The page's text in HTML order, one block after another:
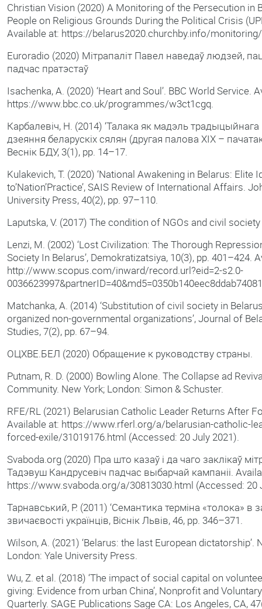
Christian Vision (2020) A Monitoring of the Persecution in
People on Religious Grounds During the Political Crisis
Available at: https://belarus2020.churchby.info/
Euroradio (2020) Мітрапаліт Павел наведаў людзей,
падчас пратэстаў
Isachenka, A. (2020) ‘Heart and Soul’. BBC World Service.
https://www.bbc.co.uk/programmes/w3ct1cgq.
Карбалевіч, Н. (2014) ‘Талака як мадэль традыцыйнага
дзеяння беларускіх сялян (другая палова XIX – пачатак
Веснік БДУ, 3(1), pp. 14–17.
Kulakevich, T. (2020) ‘National Awakening in Belarus: Elite
to’Nation’Practice’, SAIS Review of International Affairs.
University Press, 40(2), pp. 97–110.
Laputska, V. (2017) The condition of NGOs and civil
Lenzi, M. (2002) ‘Lost Civilization: The Thorough
Society In Belarus’, Demokratizatsiya, 10(3), pp. 401–424.
http://www.scopus.com/inward/record.url?eid=2-s2.0-
Matchanka, A. (2014) ‘Substitution of civil society in
organized non-governmental organizations’, Journal of
Studies, 7(2), pp. 67–94.
ОЦХВЕ.БЕЛ (2020) Обращение к руководству страны.
Putnam, R. D. (2000) Bowling Alone. The Collapse ad
Community. New York; London: Simon & Schuster.
RFE/RL (2021) Belarusian Catholic Leader Returns After
Available at: https://www.rferl.org/a/belarusian-catholic-
forced-exile/31019176.html (Accessed: 20 July 2021).
Svaboda.org (2020) Пра што казаў і да чаго заклікаў
Тадэвуш Кандрусевіч падчас выбарчай кампаніі.
https://www.svaboda.org/a/30813030.html (Accessed: 20
Тарнавський, Р. (2011) ‘Семантика терміна «толока» в
звичаєвості українців, Віснік Львів, 46, pp. 346–371.
Wilson, A. (2021) ‘Belarus: the last European dictatorship’.
London: Yale University Press.
Wu, Z. et al. (2018) ‘The impact of social capital on
giving: Evidence from urban China’, Nonprofit and
Quarterly. SAGE Publications Sage CA: Los Angeles, CA,